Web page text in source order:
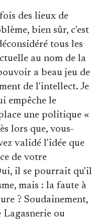
des lieux de
bien sûr, c'est
tous les
au nom de la
a beau jeu de
de l'intellect. Je
empêche le
une politique «
lors que, vous-
validé l'idée que
de votre
il se pourrait qu'il
mais : la faute à
? Soudainement,
Lagasnerie ou